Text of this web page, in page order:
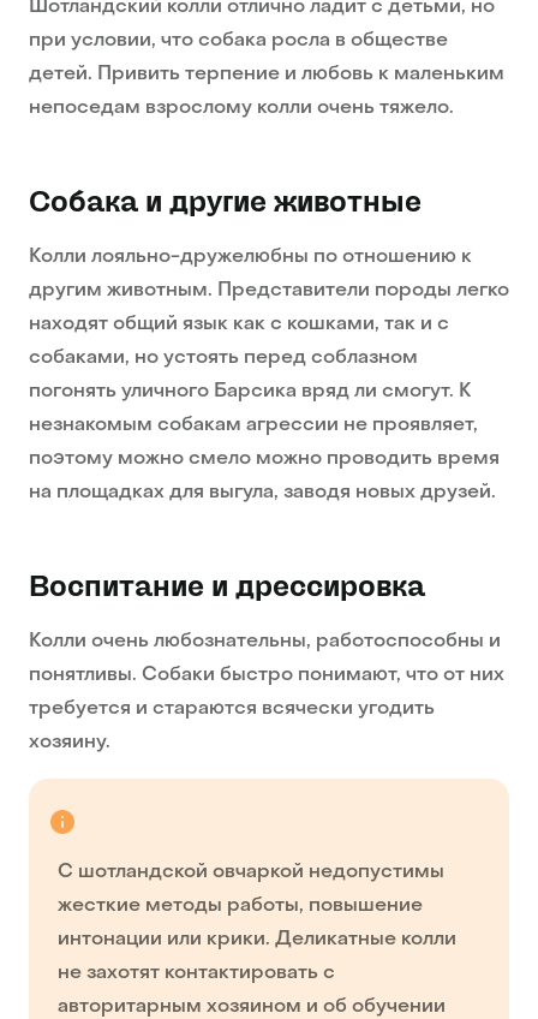
Шотландский колли отлично ладит с детьми, но
при условии, что собака росла в обществе
детей. Привить терпение и любовь к маленьким
непоседам взрослому колли очень тяжело.
Собака и другие животные
Колли лояльно-дружелюбны по отношению к
другим животным. Представители породы легко
находят общий язык как с кошками, так и с
собаками, но устоять перед соблазном
погонять уличного Барсика вряд ли смогут. К
незнакомым собакам агрессии не проявляет,
поэтому можно смело можно проводить время
на площадках для выгула, заводя новых друзей.
Воспитание и дрессировка
Колли очень любознательны, работоспособны и
понятливы. Собаки быстро понимают, что от них
требуется и стараются всячески угодить
хозяину.
С шотландской овчаркой недопустимы
жесткие методы работы, повышение
интонации или крики. Деликатные колли
не захотят контактировать с
авторитарным хозяином и об обучении